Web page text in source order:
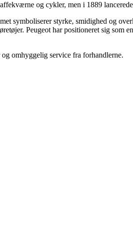
og cykler, men i 1889
symboliserer styrke, smidighed og
Peugeot har positioneret sig
omhyggelig service fra forhandlerne.